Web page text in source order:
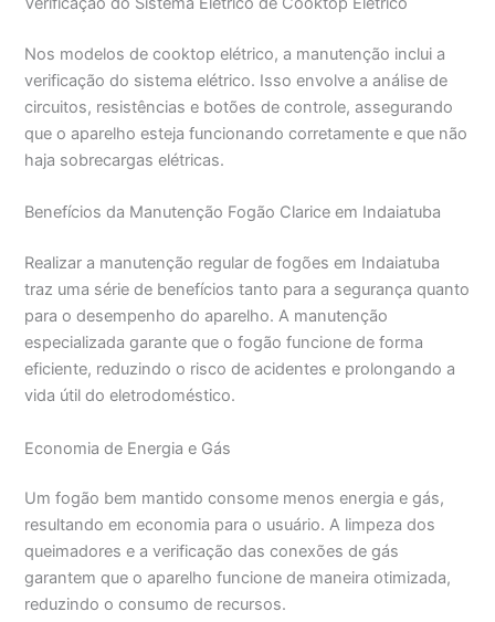
Nos modelos de cooktop elétrico, a manutenção inclui a
verificação do sistema elétrico. Isso envolve a análise de
circuitos, resistências e botões de controle, assegurando
que o aparelho esteja funcionando corretamente e que não
haja sobrecargas elétricas.
Benefícios da Manutenção Fogão Clarice em Indaiatuba
Realizar a manutenção regular de fogões em Indaiatuba
traz uma série de benefícios tanto para a segurança quanto
para o desempenho do aparelho. A manutenção
especializada garante que o fogão funcione de forma
eficiente, reduzindo o risco de acidentes e prolongando a
vida útil do eletrodoméstico.
Economia de Energia e Gás
Um fogão bem mantido consome menos energia e gás,
resultando em economia para o usuário. A limpeza dos
queimadores e a verificação das conexões de gás
garantem que o aparelho funcione de maneira otimizada,
reduzindo o consumo de recursos.